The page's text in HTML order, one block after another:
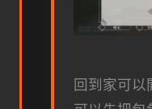
回到家可以